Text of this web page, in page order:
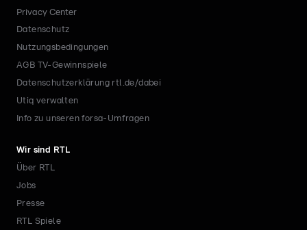
Privacy Center
Datenschutz
Nutzungsbedingungen
AGB TV-Gewinnspiele
Datenschutzerklärung rtl.de/dabei
Utiq verwalten
Info zu unseren forsa-Umfragen
Wir sind RTL
Über RTL
Jobs
Presse
RTL Spiele